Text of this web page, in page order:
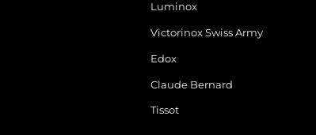
Luminox
Victorinox Swiss Army
Edox
Claude Bernard
Tissot